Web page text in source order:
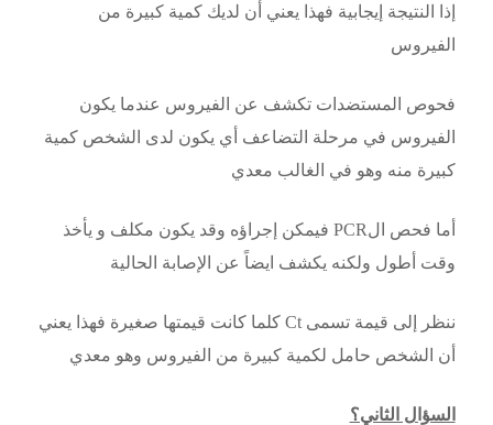
إذا النتيجة إيجابية فهذا يعني أن لديك كمية كبيرة من
الفيروس
فحوص المستضدات تكشف عن الفيروس عندما يكون
الفيروس في مرحلة التضاعف أي يكون لدى الشخص كمية
كبيرة منه وهو في الغالب معدي
أما فحص الPCR فيمكن إجراؤه وقد يكون مكلف و يأخذ
وقت أطول ولكنه يكشف ايضاً عن الإصابة الحالية
ننظر إلى قيمة تسمى Ct كلما كانت قيمتها صغيرة فهذا يعني
أن الشخص حامل لكمية كبيرة من الفيروس وهو معدي
السؤال الثاني؟